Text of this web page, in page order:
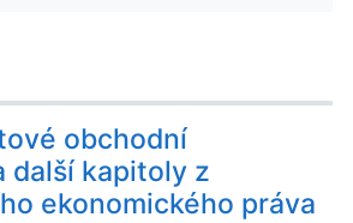
obchodní
další kapitoly z
ekonomického práva